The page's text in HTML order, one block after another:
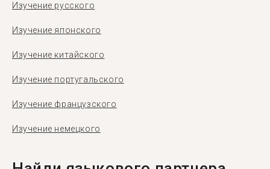
Изучение русского
Изучение японского
Изучение китайского
Изучение португальского
Изучение французского
Изучение немецкого